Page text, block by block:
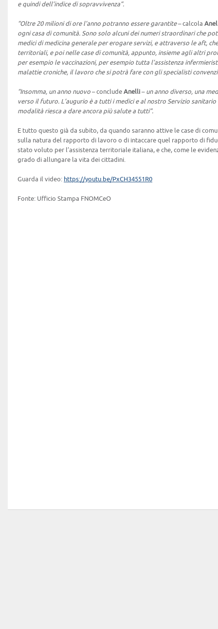
e quindi dell’indice di sopravvivenza”.
“Oltre 20 milioni di ore l’anno potranno essere garantite– calcola
ogni casa di comunità. Sono solo alcuni dei numeri straordinari che
medici di medicina generale per erogare servizi, e attraverso le aft,
territoriali, e poi nelle case di comunità, appunto, insieme agli altri
per esempio le vaccinazioni, per esempio tutta l’assistenza
malattie croniche, il lavoro che si potrà fare con gli specialisti
“Insomma, un anno nuovo – conclude Anelli – un anno diverso, una
verso il futuro. L’augurio è a tutti i medici e al nostro Servizio
modalità riesca a dare ancora più salute a tutti”.
E tutto questo già da subito, da quando saranno attive le case di
sulla natura del rapporto di lavoro o di intaccare quel rapporto di
stato voluto per l’assistenza territoriale italiana, e che, come le
grado di allungare la vita dei cittadini.
Guarda il video: https://youtu.be/PxCH34551R0
Fonte: Ufficio Stampa FNOMCeO